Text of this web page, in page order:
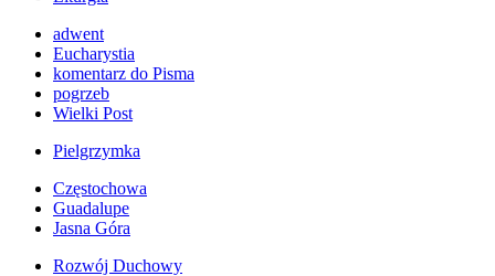
adwent
Eucharystia
komentarz do Pisma
pogrzeb
Wielki Post
Pielgrzymka
Częstochowa
Guadalupe
Jasna Góra
Rozwój Duchowy